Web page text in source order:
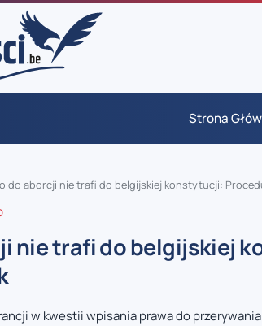
Strona
do aborcji nie trafi do belgijskiej konstytucji:
nie trafi do belgijskiej
w kwestii wpisania prawa do